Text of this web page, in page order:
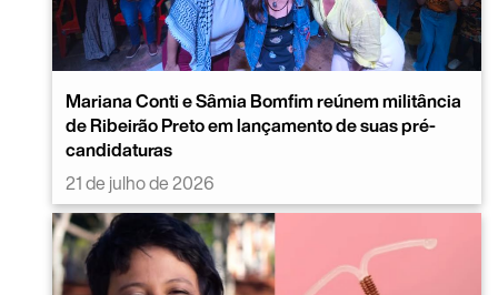
Mariana Conti e Sâmia Bomfim reúnem militância
de Ribeirão Preto em lançamento de suas pré-
candidaturas
21 de julho de 2026